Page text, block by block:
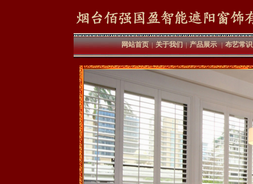
网站首页|关于我们|产品展示|布艺常识